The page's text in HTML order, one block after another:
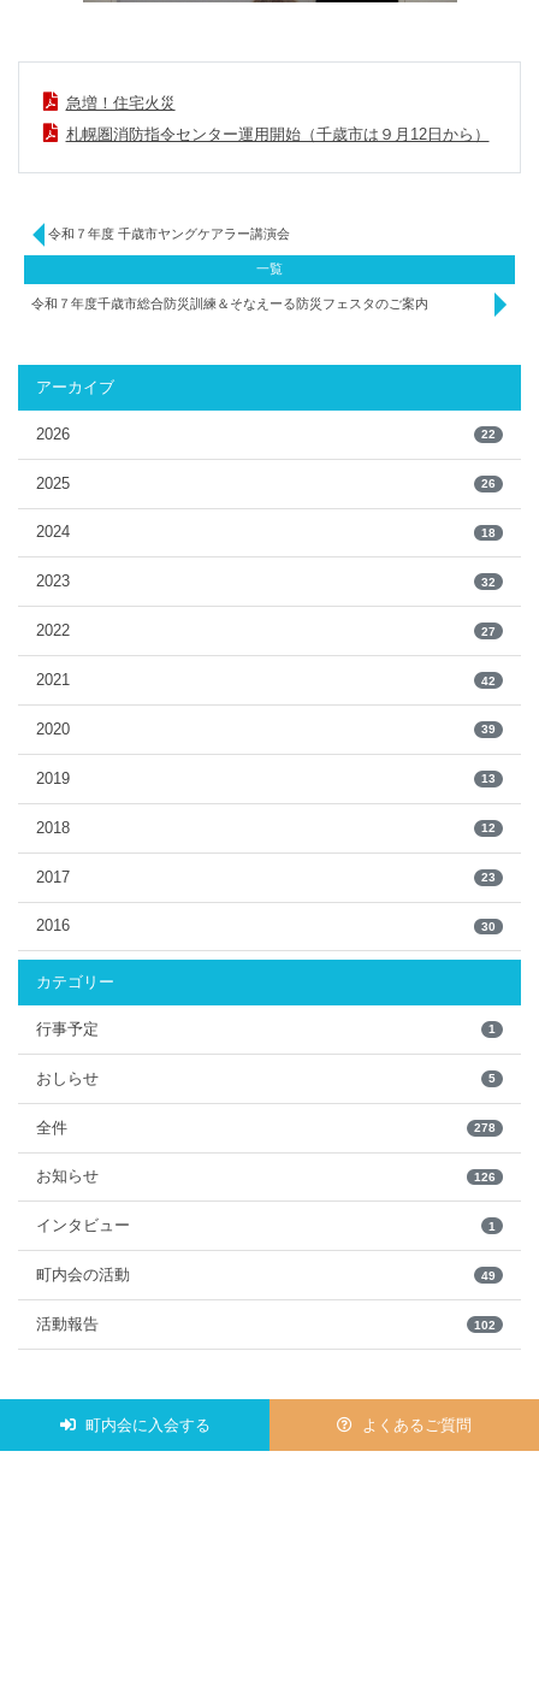
急増！住宅火災
札幌圏消防指令センター運用開始（千歳市は９月12日から）
令和７年度 千歳市ヤングケアラー講演会
一覧
令和７年度千歳市総合防災訓練＆そなえーる防災フェスタのご案内
アーカイブ
2026 22
2025 26
2024 18
2023 32
2022 27
2021 42
2020 39
2019 13
2018 12
2017 23
2016 30
カテゴリー
行事予定 1
おしらせ 5
全件 278
お知らせ 126
インタビュー 1
町内会の活動 49
活動報告 102
町内会に入会する よくあるご質問